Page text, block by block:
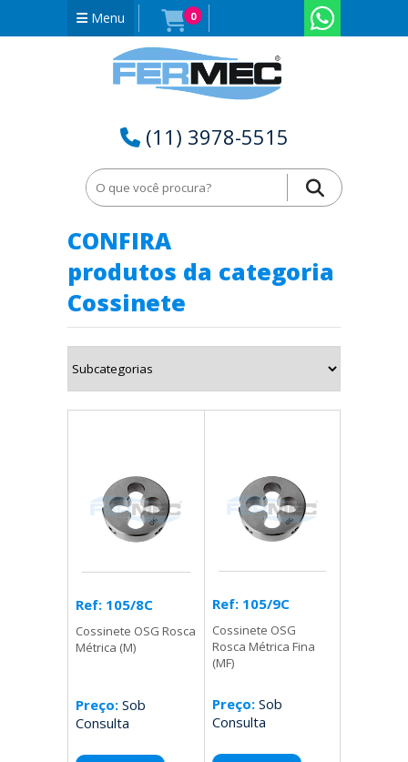
Menu 0
(11) 3978-5515
CONFIRA
produtos da categoria
Cossinete
Ref: 105/8C
Cossinete OSG Rosca
Métrica (M)
Preço: Sob
Consulta
Ref: 105/9C
Cossinete OSG
Rosca Métrica Fina
(MF)
Preço:Sob
Consulta